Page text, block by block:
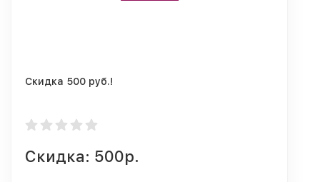
Скидка 500 руб.!
Скидка: 500р.